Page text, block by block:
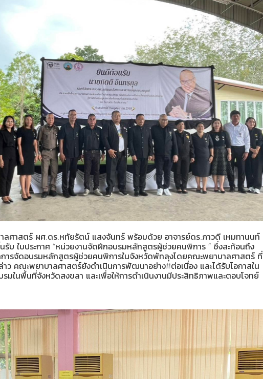
ศาสตร์ ผศ.ดร.หทัยรัตน์ แสงจันทร์ พร้อมด้วย อาจารย์ดร.ภาวดี เหมทานนท์
รับ ใบประกาศ “หน่วยงานจัดฝึกอบรมหลักสูตรผู้ช่วยคนพิการ “ ซึ่งสะท้อนถึง
การจัดอบรมหลักสูตรผู้ช่วยคนพิการในจังหวัดพัทลุงโดยคณะพยาบาลศาสตร์ ที่
าว คณะพยาบาลศาสตร์ยังดำเนินการพัฒนาอย่าง#ต่อเนื่อง และได้รับโอกาสใน
มในพื้นที่จังหวัดสงขลา และเพื่อให้การดำเนินงานมีประสิทธิภาพและตอบโจทย์